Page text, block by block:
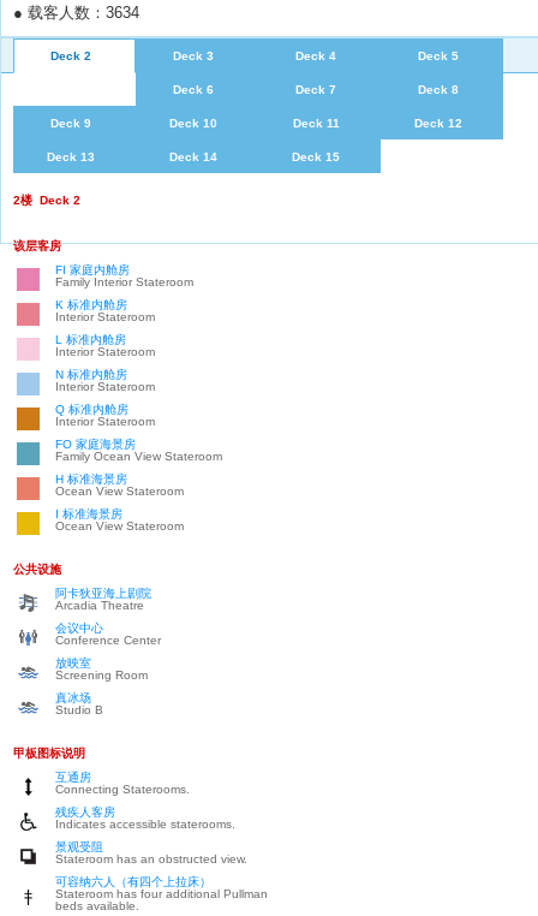
● 载客人数：3634
Deck 2 Deck 3 Deck 4 Deck 5
Deck 6 Deck 7 Deck 8
Deck 9 Deck 10 Deck 11 Deck 12
Deck 13 Deck 14 Deck 15
2楼 Deck 2
该层客房
FI 家庭内舱房
Family Interior Stateroom
K 标准内舱房
Interior Stateroom
L 标准内舱房
Interior Stateroom
N 标准内舱房
Interior Stateroom
Q 标准内舱房
Interior Stateroom
FO 家庭海景房
Family Ocean View Stateroom
H 标准海景房
Ocean View Stateroom
I 标准海景房
Ocean View Stateroom
公共设施
阿卡狄亚海上剧院
Arcadia Theatre
会议中心
Conference Center
放映室
Screening Room
真冰场
Studio B
甲板图标说明
互通房
Connecting Staterooms.
残疾人客房
Indicates accessible staterooms.
景观受阻
Stateroom has an obstructed view.
可容纳六人（有四个上拉床）
Stateroom has four additional Pullman
beds available.